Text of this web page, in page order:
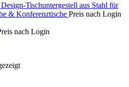
Tischuntergestell aus Stahl für
& Konferenztische Preis nach Login
nach Login